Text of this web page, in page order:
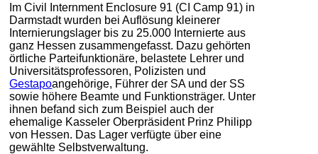
Im Civil Internment Enclosure 91 (CI Camp 91) in
Darmstadt wurden bei Auflösung kleinerer
Internierungslager bis zu 25.000 Internierte aus
ganz Hessen zusammengefasst. Dazu gehörten
örtliche Parteifunktionäre, belastete Lehrer und
Universitätsprofessoren, Polizisten und
Gestapoangehörige, Führer der SA und der SS
sowie höhere Beamte und Funktionsträger. Unter
ihnen befand sich zum Beispiel auch der
ehemalige Kasseler Oberpräsident Prinz Philipp
von Hessen. Das Lager verfügte über eine
gewählte Selbstverwaltung.